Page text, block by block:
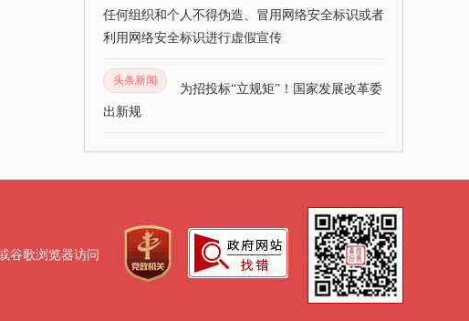
任何组织和个人不得伪造、冒用网络安全标识或者
利用网络安全标识进行虚假宣传
头条新闻
为招投标“立规矩”！国家发展改革委
出新规